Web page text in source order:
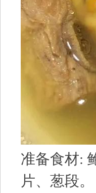
准备食材:
片、葱段。